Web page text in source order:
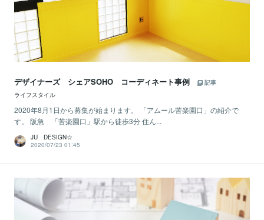
デザイナーズ シェアSOHO コーディネート事例
記事
ライフスタイル
2020年8月1日から募集が始まります。 「アムール苦楽園口」の紹介で
す。 阪急 「苦楽園口」駅から徒歩3分 住ん...
JU DESIGN☆
2020/07/23 01:45